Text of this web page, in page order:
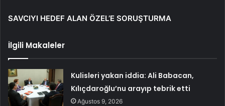
SAVCIYI HEDEF ALAN ÖZEL’E SORUŞTURMA
İlgili Makaleler
Kulisleri yakan iddia: Ali Babacan,
Kılıçdaroğlu’nu arayıp tebrik etti
Ağustos 9, 2026